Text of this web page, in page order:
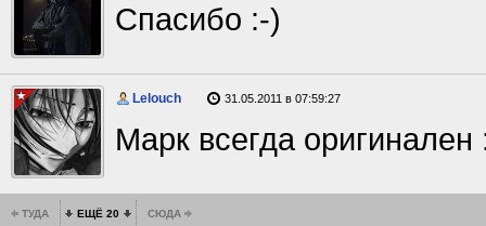
Спасибо :-)
Lelouch 31.05.2011 в 07:59:27
Марк всегда оригинален
ТУДА ЕЩЁ 20 СЮДА